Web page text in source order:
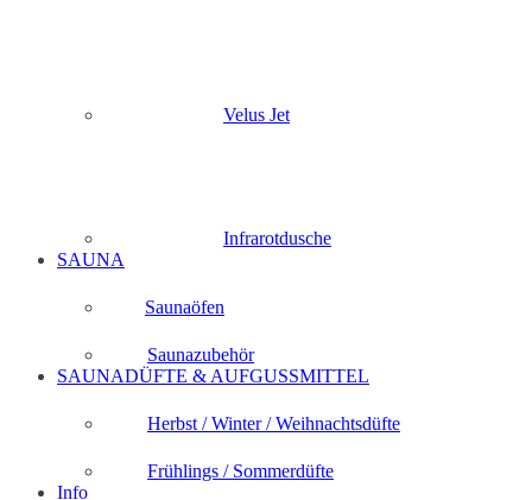
Velus Jet
Infrarotdusche
SAUNA
Saunaöfen
Saunazubehör
SAUNADÜFTE & AUFGUSSMITTEL
Herbst / Winter / Weihnachtsdüfte
Frühlings / Sommerdüfte
Info